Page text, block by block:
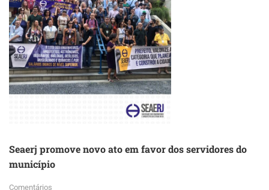
E
PERÍCIAS
Seaerj promove novo ato em favor dos servidores do
município
Comentários